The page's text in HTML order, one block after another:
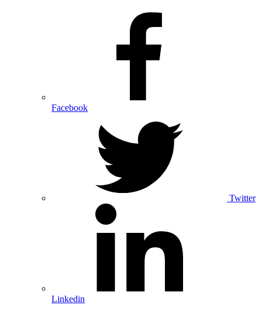
Facebook
Twitter
Linkedin